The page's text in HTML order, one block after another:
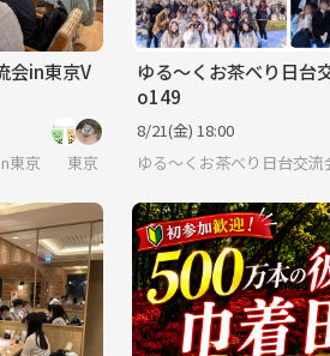
会in東京V
東京
東京
ゆる〜くお茶べり日台
o149
8/21(金) 18:00
ゆる〜くお茶べり日台交流